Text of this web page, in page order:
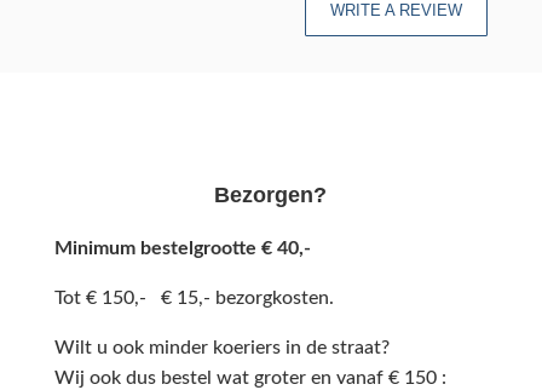
WRITE A REVIEW
Bezorgen?
Minimum bestelgrootte € 40,-
Tot € 150,- € 15,- bezorgkosten.
Wilt u ook minder koeriers in de straat?
Wij ook dus bestel wat groter en vanaf € 150 :